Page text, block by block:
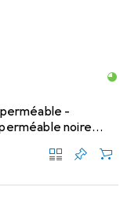
-
noire